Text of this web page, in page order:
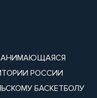
РОССИИ
БАСКЕТБОЛУ